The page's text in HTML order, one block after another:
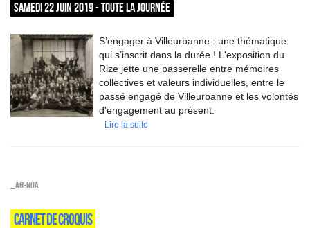
SAMEDI 22 JUIN 2019 - TOUTE LA JOURNÉE
S’engager à Villeurbanne : une thématique
qui s’inscrit dans la durée ! L'exposition du
Rize jette une passerelle entre mémoires
collectives et valeurs individuelles, entre le
passé engagé de Villeurbanne et les volontés
d'engagement au présent.
Lire la suite
_Agenda
CARNET DE CROQUIS